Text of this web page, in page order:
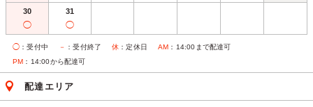
30
◯
31
◯
◯ ：受付中 － ：受付終了 休 ：定休日 AM ：14:00まで配達可
PM ：14:00から配達可
配達エリア